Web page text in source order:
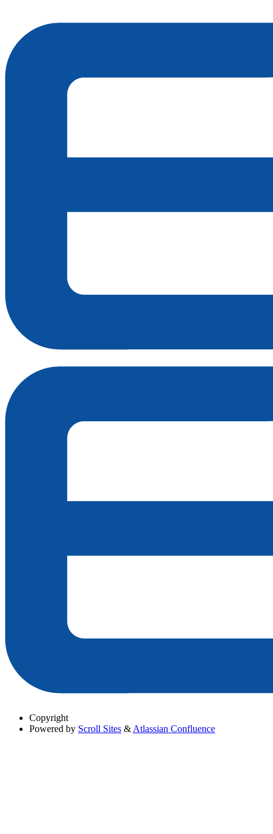
Copyright
Powered by Scroll Sites & Atlassian Confluence